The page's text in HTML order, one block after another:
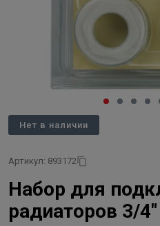
Нет в наличии
Артикул: 893172
Набор для
радиаторов 3/